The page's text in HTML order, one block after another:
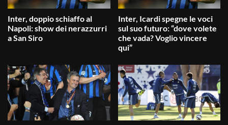
Inter, doppio schiaffo al
Napoli: show dei nerazzurri
a San Siro
Inter, Icardi spegne le voci
sul suo futuro: “dove volete
che vada? Voglio vincere
qui”